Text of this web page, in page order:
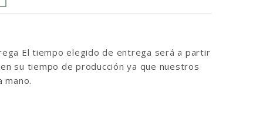
El tiempo elegido de entrega será a partir
su tiempo de producción ya que nuestros
mano.